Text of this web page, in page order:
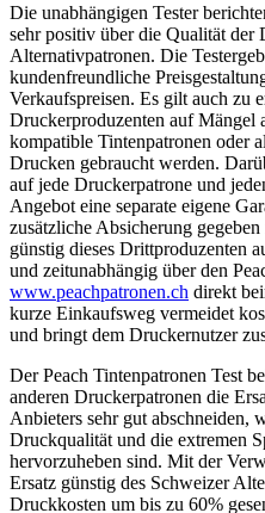
Die unabhängigen Tester
sehr positiv über die Qualität der
Alternativpatronen. Die
kundenfreundliche
Verkaufspreisen. Es gilt auch zu
Druckerproduzenten auf Mängel
kompatible Tintenpatronen oder
Drucken gebraucht werden.
auf jede Druckerpatrone und
Angebot eine separate eigene
zusätzliche Absicherung
günstig dieses Drittproduzenten
und zeitunabhängig über den
www.peachpatronen.ch direkt
kurze Einkaufsweg vermeidet
und bringt dem Druckernutzer
Der Peach Tintenpatronen Test
anderen Druckerpatronen die
Anbieters sehr gut abschneiden,
Druckqualität und die extremen
hervorzuheben sind. Mit der
Ersatz günstig des Schweizer
Druckkosten um bis zu 60%